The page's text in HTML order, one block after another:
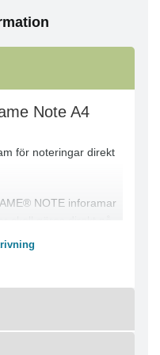
Note A4
för noteringar direkt
NOTE inforamar
skall göras direkt på
- på fasta och släta